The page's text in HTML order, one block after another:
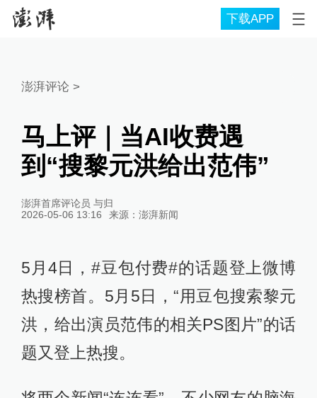
下载APP
澎湃评论 >
马上评｜当AI收费遇
到“搜黎元洪给出范伟”
澎湃首席评论员 与归
2026-05-06 13:16
来源： 澎湃新闻
5月4日，#豆包付费#的话题登上微博
热搜榜首。5月5日，“用豆包搜索黎元
洪，给出演员范伟的相关PS图片”的话
题又登上热搜。